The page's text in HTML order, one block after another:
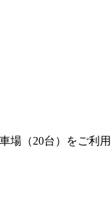
場（20台）をご利